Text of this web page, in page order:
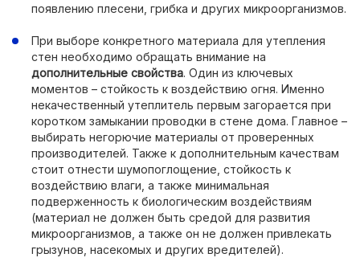
появлению плесени, грибка и других микроорганизмов.
При выборе конкретного материала для утепления
стен необходимо обращать внимание на
дополнительные свойства. Один из ключевых
моментов – стойкость к воздействию огня. Именно
некачественный утеплитель первым загорается при
коротком замыкании проводки в стене дома. Главное –
выбирать негорючие материалы от проверенных
производителей. Также к дополнительным качествам
стоит отнести шумопоглощение, стойкость к
воздействию влаги, а также минимальная
подверженность к биологическим воздействиям
(материал не должен быть средой для развития
микроорганизмов, а также он не должен привлекать
грызунов, насекомых и других вредителей).